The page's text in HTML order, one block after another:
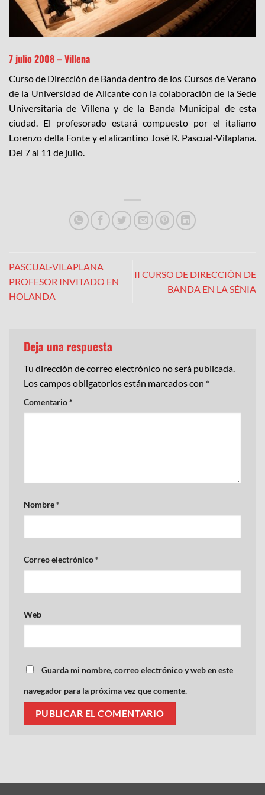
7 julio 2008 – Villena
Curso de Dirección de Banda dentro de los Cursos de Verano
de la Universidad de Alicante con la colaboración de la Sede
Universitaria de Villena y de la Banda Municipal de esta
ciudad. El profesorado estará compuesto por el italiano
Lorenzo della Fonte y el alicantino José R. Pascual-Vilaplana.
Del 7 al 11 de julio.
PASCUAL-VILAPLANA
PROFESOR INVITADO EN
HOLANDA
II CURSO DE DIRECCIÓN DE
BANDA EN LA SÉNIA
Deja una respuesta
Tu dirección de correo electrónico no será publicada.
Los campos obligatorios están marcados con *
Comentario*
Nombre*
Correo electrónico*
Web
Guarda mi nombre, correo electrónico y web en este
navegador para la próxima vez que comente.